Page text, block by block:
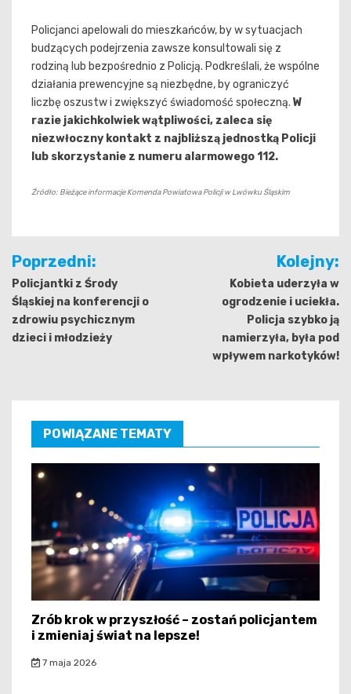
Policjanci apelowali do mieszkańców, by w sytuacjach
budzących podejrzenia zawsze konsultowali się z
rodziną lub bezpośrednio z Policją. Podkreślali, że wspólne
działania prewencyjne są niezbędne, by ograniczyć
liczbę oszustw i zwiększyć świadomość społeczną. W
razie jakichkolwiek wątpliwości, zaleca się
niezwłoczny kontakt z najbliższą jednostką Policji
lub skorzystanie z numeru alarmowego 112.
Źródło: Bieżące informacje Komenda Powiatowa Policji w Lwówku Śląskim
Nawigacja
wpisu
Poprzedni:
Policjantki z Środy
Śląskiej na konferencji o
zdrowiu psychicznym
dzieci i młodzieży
Kolejny:
Kobieta uderzyła w
ogrodzenie i uciekła.
Policja szybko ją
namierzyła, była pod
wpływem narkotyków!
POWIĄZANE TEMATY
Zrób krok w przyszłość – zostań policjantem
i zmieniaj świat na lepsze!
7 maja 2026